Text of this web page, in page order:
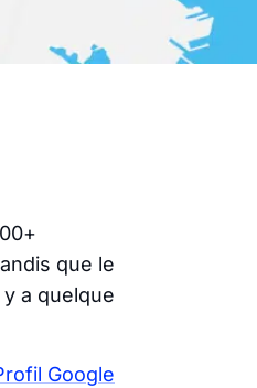
que le
a quelque
Google